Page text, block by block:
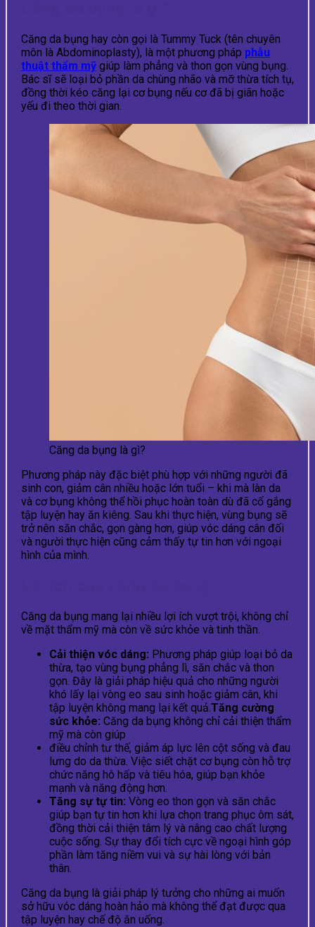
Căng da bụng hay còn gọi là Tummy Tuck (tên chuyên
môn là Abdominoplasty), là một phương pháp phẫu
thuật thẩm mỹ giúp làm phẳng và thon gọn vùng bụng.
Bác sĩ sẽ loại bỏ phần da chùng nhão và mỡ thừa tích tụ,
đồng thời kéo căng lại cơ bụng nếu cơ đã bị giãn hoặc
yếu đi theo thời gian.
Căng da bụng là gì?
Phương pháp này đặc biệt phù hợp với những người đã
sinh con, giảm cân nhiều hoặc lớn tuổi – khi mà làn da
và cơ bụng không thể hồi phục hoàn toàn dù đã cố gắng
tập luyện hay ăn kiêng. Sau khi thực hiện, vùng bụng sẽ
trở nên săn chắc, gọn gàng hơn, giúp vóc dáng cân đối
và người thực hiện cũng cảm thấy tự tin hơn với ngoại
hình của mình.
Căng da bụng mang lại nhiều lợi ích vượt trội, không chỉ
về mặt thẩm mỹ mà còn về sức khỏe và tinh thần.
Cải thiện vóc dáng: Phương pháp giúp loại bỏ da
thừa, tạo vùng bụng phẳng lì, săn chắc và thon
gọn. Đây là giải pháp hiệu quả cho những người
khó lấy lại vòng eo sau sinh hoặc giảm cân, khi
tập luyện không mang lại kết quả. Tăng cường
sức khỏe: Căng da bụng không chỉ cải thiện thẩm
mỹ mà còn giúp
điều chỉnh tư thế, giảm áp lực lên cột sống và đau
lưng do da thừa. Việc siết chặt cơ bụng còn hỗ trợ
chức năng hô hấp và tiêu hóa, giúp bạn khỏe
mạnh và năng động hơn.
Tăng sự tự tin: Vòng eo thon gọn và săn chắc
giúp bạn tự tin hơn khi lựa chọn trang phục ôm sát,
đồng thời cải thiện tâm lý và nâng cao chất lượng
cuộc sống. Sự thay đổi tích cực về ngoại hình góp
phần làm tăng niềm vui và sự hài lòng với bản
thân.
Căng da bụng là giải pháp lý tưởng cho những ai muốn
sở hữu vóc dáng hoàn hảo mà không thể đạt được qua
tập luyện hay chế độ ăn uống.